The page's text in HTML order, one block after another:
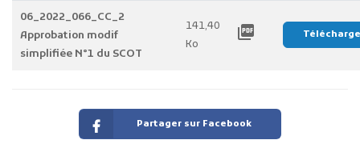
06_2022_066_CC_2
Approbation modif
simplifiée N°1 du SCOT
141,40
Ko
picture_as_pdf
Partager sur Facebook